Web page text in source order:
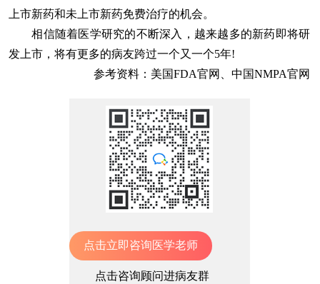
上市新药和未上市新药免费治疗的机会。
相信随着医学研究的不断深入，越来越多的新药即将研
发上市，将有更多的病友跨过一个又一个5年!
参考资料：美国FDA官网、中国NMPA官网
点击立即咨询医学老师
点击咨询顾问进病友群